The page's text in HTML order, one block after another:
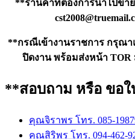
**ร้านค้าที่ต้องการนำไปขา
**กรณีเข้างานราชการ กรุณา
ปิดงาน พร้อมส่งหน้า
**สอบถาม หรือ ขอใ
คุณจิราพร โทร. 085-
คุณสิริพร โทร. 094-462-